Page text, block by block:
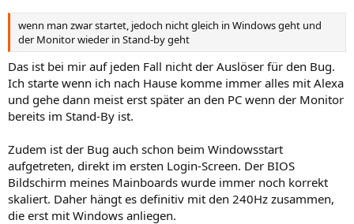
t
i
m
m
e
t
i
m
m
e
wenn man zwar startet, jedoch nicht gleich in Windows geht und
der Monitor wieder in Stand-by geht
Das ist bei mir auf jeden Fall nicht der Auslöser für den Bug.
Ich starte wenn ich nach Hause komme immer alles mit Alexa
und gehe dann meist erst später an den PC wenn der Monitor
bereits im Stand-By ist.
Zudem ist der Bug auch schon beim Windowsstart
aufgetreten, direkt im ersten Login-Screen. Der BIOS
Bildschirm meines Mainboards wurde immer noch korrekt
skaliert. Daher hängt es definitiv mit den 240Hz zusammen,
die erst mit Windows anliegen.